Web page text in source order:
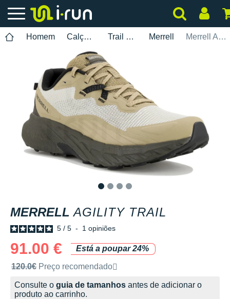
Homem Calçados Trail Running Merrell Merrell Agility Trail
MERRELL AGILITY TRAIL
5 / 5 - 1 opiniões
91.00 €
Está a poupar 24%
Preço de venda recomendado pela marca
120.0€ Preço recomendado
Consulte o guia de tamanhos antes de adicionar o
produto ao carrinho.